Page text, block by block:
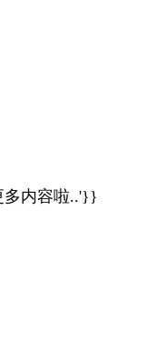
多内容啦..'}}